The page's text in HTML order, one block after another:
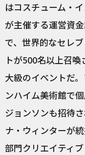
はコスチューム・
が主催する運営資
で、世界的なセレ
トが500名以上召
大級のイベントだ
ンハイム美術館で
ジョンソンも招待
ナ・ウィンターが
部門クリエイティ